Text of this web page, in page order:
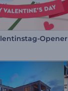
Opener